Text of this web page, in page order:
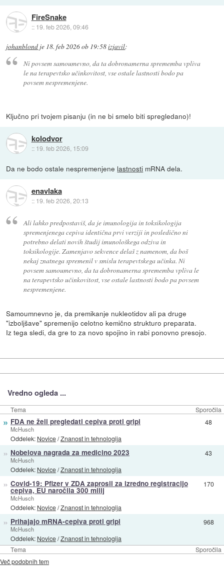
FireSnake
:: 19. feb 2026, 09:46
johanblond je 18. feb 2026 ob 19:58izjavil:
Ni povsem samoumevno, da ta dobronamerna sprememba vpliva
le na terapevtsko učinkovitost, vse ostale lastnosti bodo pa
povsem nespremenjene.
Ključno pri tvojem pisanju (in ne bi smelo biti spregledano)!
kolodvor
:: 19. feb 2026, 15:09
Da ne bodo ostale nespremenjene lastnosti mRNA dela.
enavlaka
:: 19. feb 2026, 20:13
Ali lahko predpostaviš, da je imunologija in toksikologija
spremenjenega cepiva identična prvi verziji in posledično ni
potrebno delati novih študij imunološkega odziva in
toksikologije. Zamenjavo sekvence delaš z namenom, da boš
nekaj znatnega spremenil v smislu terapevtskega učinka. Ni
povsem samoumevno, da ta dobronamerna sprememba vpliva le
na terapevtsko učinkovitost, vse ostale lastnosti bodo pa povsem
nespremenjene.
Samoumnevno je, da premikanje nukleotidov ali pa druge
"izboljšave" spremenijo celotno kemično strukturo preparata.
Iz tega sledi, da gre to za novo spojino in rabi ponovno presojo.
Vredno ogleda ...
Tema Sporočila
Tema Sporočila
» FDA ne želi pregledati cepiva proti gripi
McHusch
Oddelek: Novice/Znanost in tehnologija
48
» Nobelova nagrada za medicino 2023
McHusch
Oddelek: Novice/Znanost in tehnologija
43
» Covid-19: Pfizer v ZDA zaprosil za izredno registracijo
cepiva, EU naročila 300 milij
McHusch
Oddelek: Novice/Znanost in tehnologija
170
» Prihajajo mRNA-cepiva proti gripi
McHusch
Oddelek: Novice/Znanost in tehnologija
968
Več podobnih tem